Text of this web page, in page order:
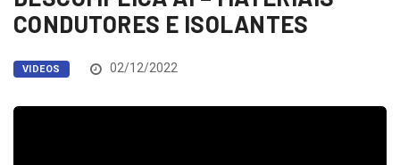
CONDUTORES E ISOLANTES
VIDEOS 02/12/2022